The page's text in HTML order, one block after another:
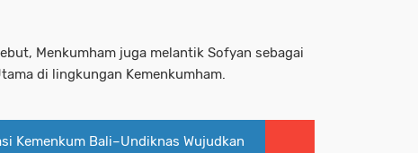
Menkumham juga melantik Sofyan sebagai
di lingkungan Kemenkumham.
Kemenkum Bali–Undiknas Wujudkan